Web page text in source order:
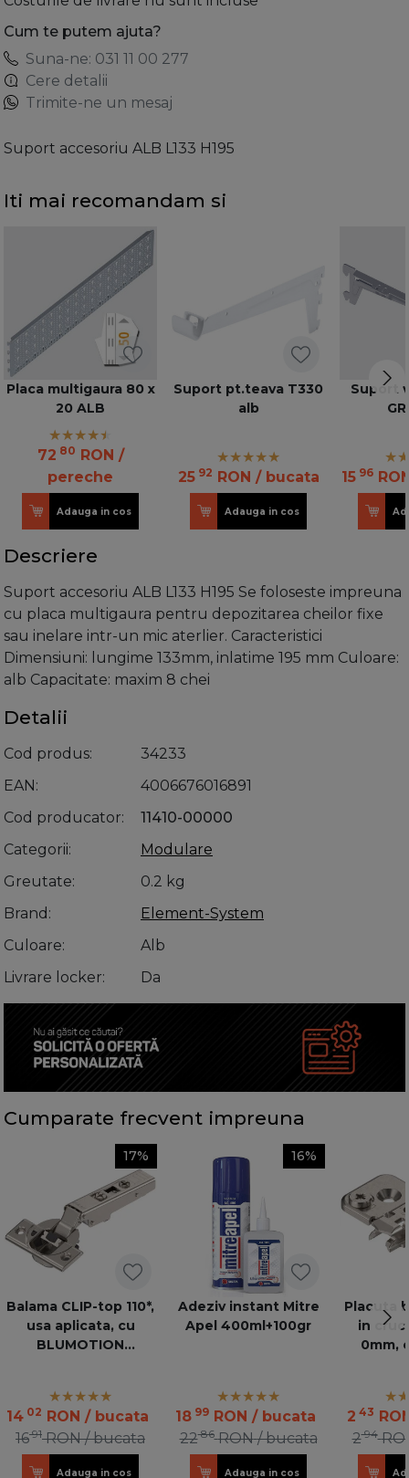
Cum te putem ajuta?
Suna-ne: 031 11 00 277
Cere detalii
Trimite-ne un mesaj
Suport accesoriu ALB L133 H195
Iti mai recomandam si
Placa multigaura 80 x
20 ALB
72 80 RON /
pereche
Adauga in cos
Suport pt.teava T330
alb
25 92 RON / bucata
Adauga in cos
Suport
15 96
Descriere
Suport accesoriu ALB L133 H195 Se foloseste impreuna
cu placa multigaura pentru depozitarea cheilor fixe
sau inelare intr-un mic aterlier. Caracteristici
Dimensiuni: lungime 133mm, inlatime 195 mm Culoare:
alb Capacitate: maxim 8 chei
Detalii
Cod produs
34233
EAN
4006676016891
Cod producator
11410-00000
Categorii
Modulare
Greutate
0.2 kg
Brand
Element-System
Culoare
Alb
Livrare locker
Da
Cumparate frecvent impreuna
17%
Balama CLIP-top 110*,
usa aplicata, cu
BLUMOTION
14 02 RON / bucata
1691 RON / bucata
Adauga in cos
16%
Adeziv instant Mitre
Apel 400ml+100gr
18 99 RON / bucata
2286 RON / bucata
Adauga in cos
Placuta
in
0mm,
2 43
294